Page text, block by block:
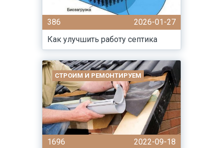
386
2026-01-27
Как улучшить работу септика
СТРОИМ И РЕМОНТИРУЕМ
1696
2022-09-18